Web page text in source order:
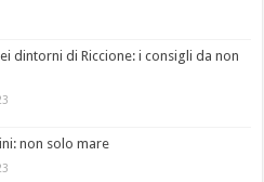
dintorni di Riccione: i consigli da non
non solo mare